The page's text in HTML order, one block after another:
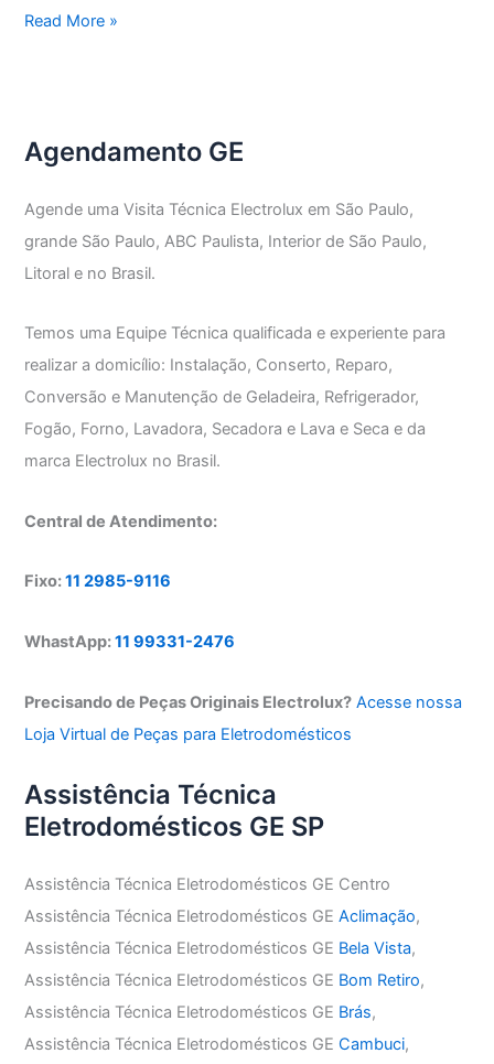
Assistência
Read More »
Agendamento GE
Agende uma Visita Técnica Electrolux em São Paulo,
grande São Paulo, ABC Paulista, Interior de São Paulo,
Litoral e no Brasil.
Temos uma Equipe Técnica qualificada e experiente para
realizar a domicílio: Instalação, Conserto, Reparo,
Conversão e Manutenção de Geladeira, Refrigerador,
Fogão, Forno, Lavadora, Secadora e Lava e Seca e da
marca Electrolux no Brasil.
Central de Atendimento:
Fixo:11 2985-9116
WhastApp:11 99331-2476
Precisando de Peças Originais Electrolux? Acesse nossa
Loja Virtual de Peças para Eletrodomésticos
Assistência Técnica
Eletrodomésticos GE SP
Assistência Técnica Eletrodomésticos GE Centro
Assistência Técnica Eletrodomésticos GEAclimação,
Assistência Técnica Eletrodomésticos GE Bela Vista,
Assistência Técnica Eletrodomésticos GE Bom Retiro,
Assistência Técnica Eletrodomésticos GE Brás,
Assistência Técnica Eletrodomésticos GECambuci,